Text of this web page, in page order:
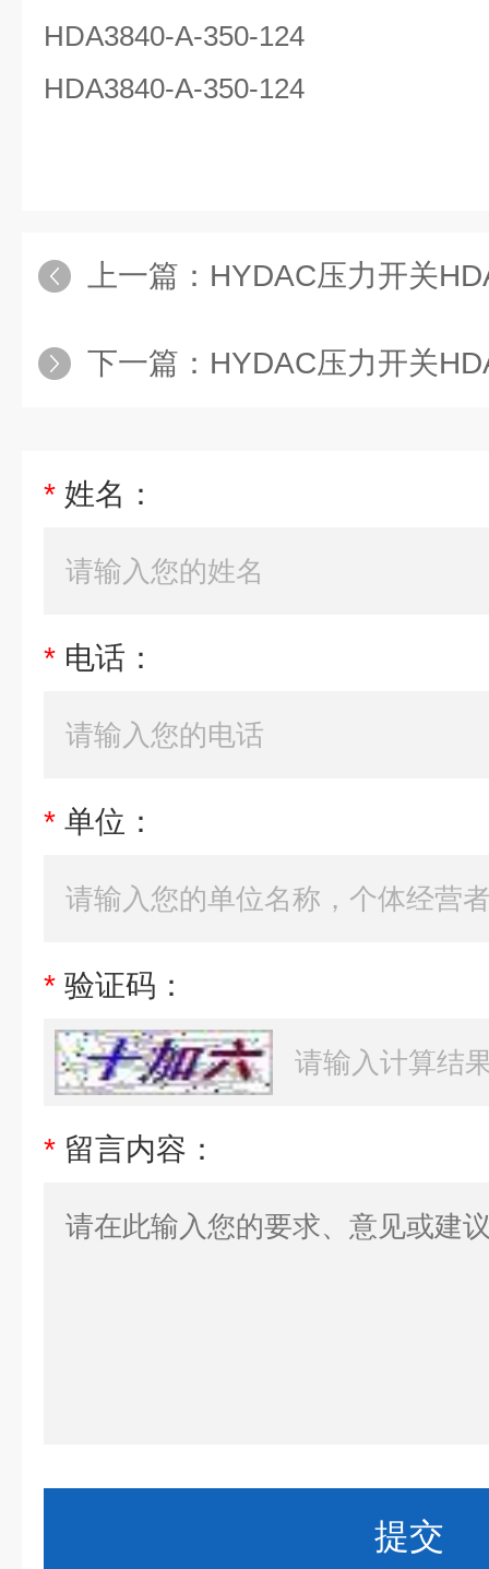
HDA3840-A-350-124
HDA3840-A-350-124
上一篇： HYDAC压力开关
下一篇： HYDAC压力开关
* 姓名：
* 电话：
* 单位：
* 验证码：
* 留言内容：